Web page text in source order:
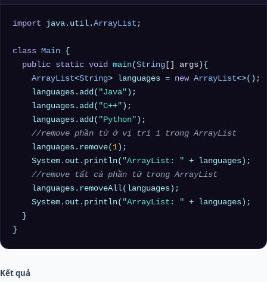
import java.util. ArrayList ;
class Main {
public static void main( String [] args) {
ArrayList<String> languages = new ArrayList<>();
    languages.add(
"Java" );
    languages.add(
"C++" );
    languages.add(
"Python" );
//remove phần tử ở vị trí 1 trong ArrayList
    languages.remove(
1 );
    System.out.println(
"ArrayList: " + languages);
//remove tất cả phần tử trong ArrayList
    languages.removeAll(languages);
    System.out.println(
"ArrayList: " + languages);
  }
Kết quả